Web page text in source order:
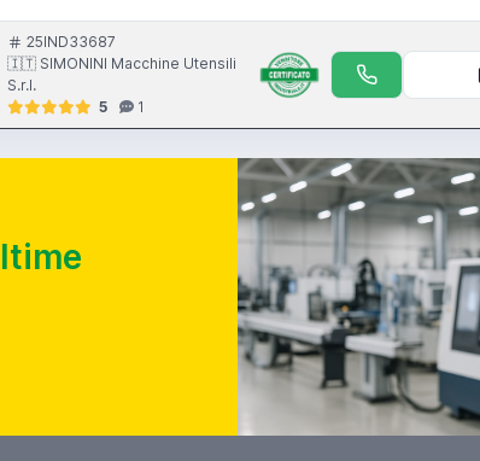
25IND33687
🇮🇹 SIMONINI Macchine Utensili
S.r.l.
5
1